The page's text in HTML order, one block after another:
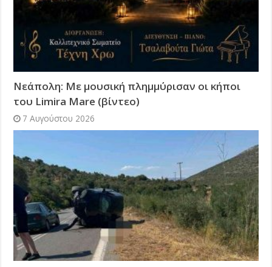
Νεάπολη: Με μουσική πλημμύρισαν οι κήποι
του Limira Mare (βίντεο)
7 Αυγούστου 2026